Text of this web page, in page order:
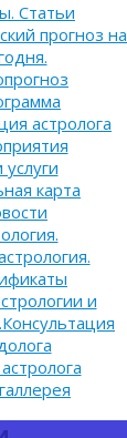
Статьи
прогноз на
астролога
карта
и